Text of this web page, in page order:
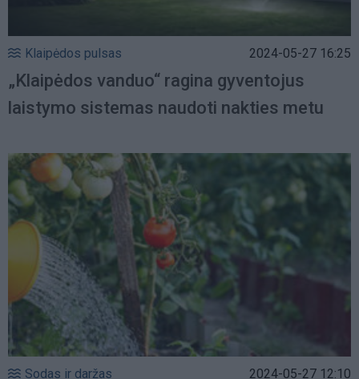
Klaipėdos pulsas 2024-05-27 16:25
„Klaipėdos vanduo“ ragina gyventojus
laistymo sistemas naudoti nakties metu
Sodas ir daržas 2024-05-27 12:10